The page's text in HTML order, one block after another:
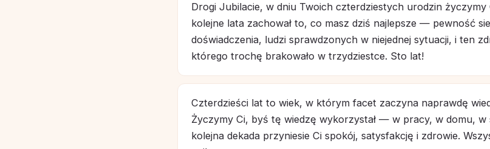
Drogi Jubilacie, w dniu Twoich czterdziestych urodzin życzymy
kolejne lata zachował to, co masz dziś najlepsze — pewność
doświadczenia, ludzi sprawdzonych w niejednej sytuacji, i ten
którego trochę brakowało w trzydziestce. Sto lat!
Czterdzieści lat to wiek, w którym facet zaczyna naprawdę
Życzymy Ci, byś tę wiedzę wykorzystał — w pracy, w domu, w
kolejna dekada przyniesie Ci spokój, satysfakcję i zdrowie.